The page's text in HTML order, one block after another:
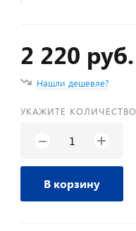
2 220 руб.
Нашли дешевле?
УКАЖИТЕ КОЛИЧЕСТВО
− +
В корзину